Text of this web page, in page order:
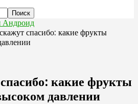
Андроид
спасибо: какие фрукты
какие фрукты
давлении